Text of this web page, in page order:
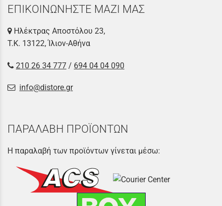
ΕΠΙΚΟΙΝΩΝΗΣΤΕ ΜΑΖΙ ΜΑΣ
Ηλέκτρας Αποστόλου 23,
Τ.Κ. 13122, Ίλιον-Αθήνα
210 26 34 777 / 694 04 04 090
info@distore.gr
ΠΑΡΑΛΑΒΗ ΠΡΟΪΟΝΤΩΝ
Η παραλαβή των προϊόντων γίνεται μέσω: